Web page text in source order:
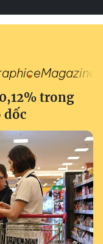
eMagazine
trong
dốc